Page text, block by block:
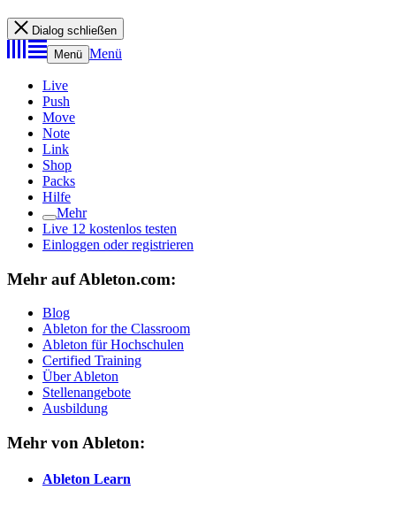
Dialog schließen
Menü Menü
Live
Push
Move
Note
Link
Shop
Packs
Hilfe
Mehr
Live 12 kostenlos testen
Einloggen oder registrieren
Mehr auf Ableton.com:
Blog
Ableton for the Classroom
Ableton für Hochschulen
Certified Training
Über Ableton
Stellenangebote
Ausbildung
Mehr von Ableton:
Ableton Learn